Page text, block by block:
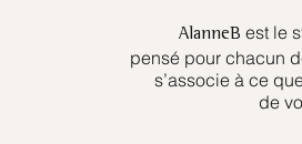
AlanneB est le
pensé pour chacun
s’associe à ce
de